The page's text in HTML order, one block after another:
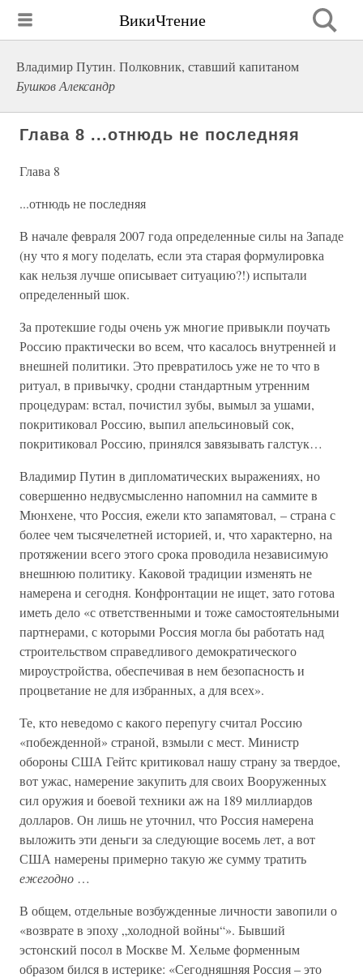
ВикиЧтение
Владимир Путин. Полковник, ставший капитаном
Бушков Александр
Глава 8 ...отнюдь не последняя
Глава 8
...отнюдь не последняя
В начале февраля 2007 года определенные силы на Западе
(ну что я могу поделать, если эта старая формулировка
как нельзя лучше описывает ситуацию?!) испытали
определенный шок.
За протекшие годы очень уж многие привыкли поучать
Россию практически во всем, что касалось внутренней и
внешней политики. Это превратилось уже не то что в
ритуал, в привычку, сродни стандартным утренним
процедурам: встал, почистил зубы, вымыл за ушами,
покритиковал Россию, выпил апельсиновый сок,
покритиковал Россию, принялся завязывать галстук…
Владимир Путин в дипломатических выражениях, но
совершенно недвусмысленно напомнил на саммите в
Мюнхене, что Россия, ежели кто запамятовал, – страна с
более чем тысячелетней историей, и, что характерно, на
протяжении всего этого срока проводила независимую
внешнюю политику. Каковой традиции изменять не
намерена и сегодня. Конфронтации не ищет, зато готова
иметь дело «с ответственными и тоже самостоятельными
партнерами, с которыми Россия могла бы работать над
строительством справедливого демократического
мироустройства, обеспечивая в нем безопасность и
процветание не для избранных, а для всех».
Те, кто неведомо с какого перепугу считал Россию
«побежденной» страной, взмыли с мест. Министр
обороны США Гейтс критиковал нашу страну за твердое,
вот ужас, намерение закупить для своих Вооруженных
сил оружия и боевой техники аж на 189 миллиардов
долларов. Он лишь не уточнил, что Россия намерена
выложить эти деньги за следующие восемь лет, а вот
США намерены примерно такую же сумму тратить
ежегодно …
В общем, отдельные возбужденные личности завопили о
«возврате в эпоху „холодной войны“». Бывший
эстонский посол в Москве М. Хельме форменным
образом бился в истерике: «Сегодняшняя Россия – это